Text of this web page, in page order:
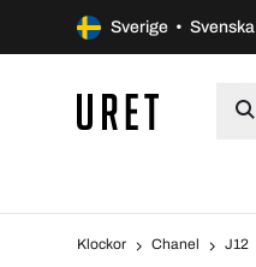
Sverige • Svenska
Klockor Chanel J12